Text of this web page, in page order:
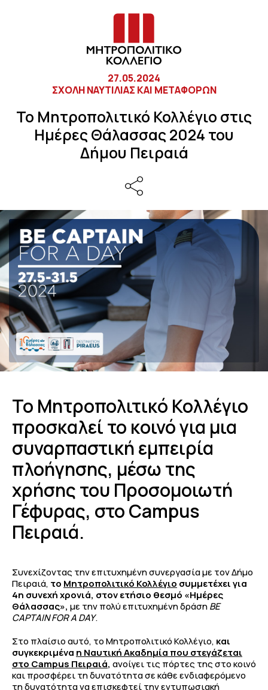
27.05.2024
ΣΧΟΛΗ ΝΑΥΤΙΛΙΑΣ ΚΑΙ ΜΕΤΑΦΟΡΩΝ
Το Μητροπολιτικό Κολλέγιο στις
Ημέρες Θάλασσας 2024 του
Δήμου Πειραιά
Το Μητροπολιτικό Κολλέγιο
προσκαλεί το κοινό για μια
συναρπαστική εμπειρία
πλοήγησης, μέσω της
χρήσης του Προσομοιωτή
Γέφυρας, στο Campus
Πειραιά.
Συνεχίζοντας την επιτυχημένη συνεργασία με τον Δήμο
Πειραιά, το Μητροπολιτικό Κολλέγιο συμμετέχει για
4η συνεχή χρονιά, στον ετήσιο θεσμό «Ημέρες
Θάλασσας», με την πολύ επιτυχημένη δράσηBE
CAPTAIN FOR A DAY.
Στο πλαίσιο αυτό, το Μητροπολιτικό Κολλέγιο, και
συγκεκριμένα η Ναυτική Ακαδημία που στεγάζεται
στο Campus Πειραιά, ανοίγει τις πόρτες της στο κοινό
και προσφέρει τη δυνατότητα σε κάθε ενδιαφερόμενο
τη δυνατότητα να επισκεφτεί την εντυπωσιακή